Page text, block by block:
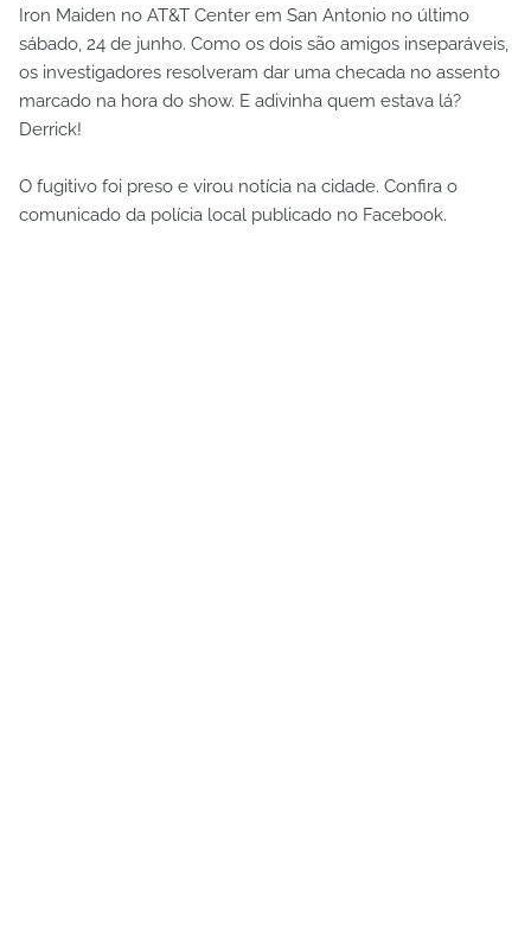
Iron Maiden no AT&T Center em San Antonio no último
sábado, 24 de junho. Como os dois são amigos inseparáveis,
os investigadores resolveram dar uma checada no assento
marcado na hora do show. E adivinha quem estava lá?
Derrick!
O fugitivo foi preso e virou notícia na cidade. Confira o
comunicado da polícia local publicado no Facebook.